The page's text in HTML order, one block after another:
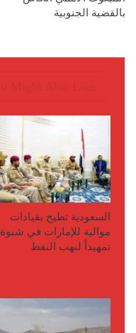
بالقضية الجنوبية
السعودية تطيح بقيادات
موالية للإمارات في شبوة
تمهيداً لنهب النفط